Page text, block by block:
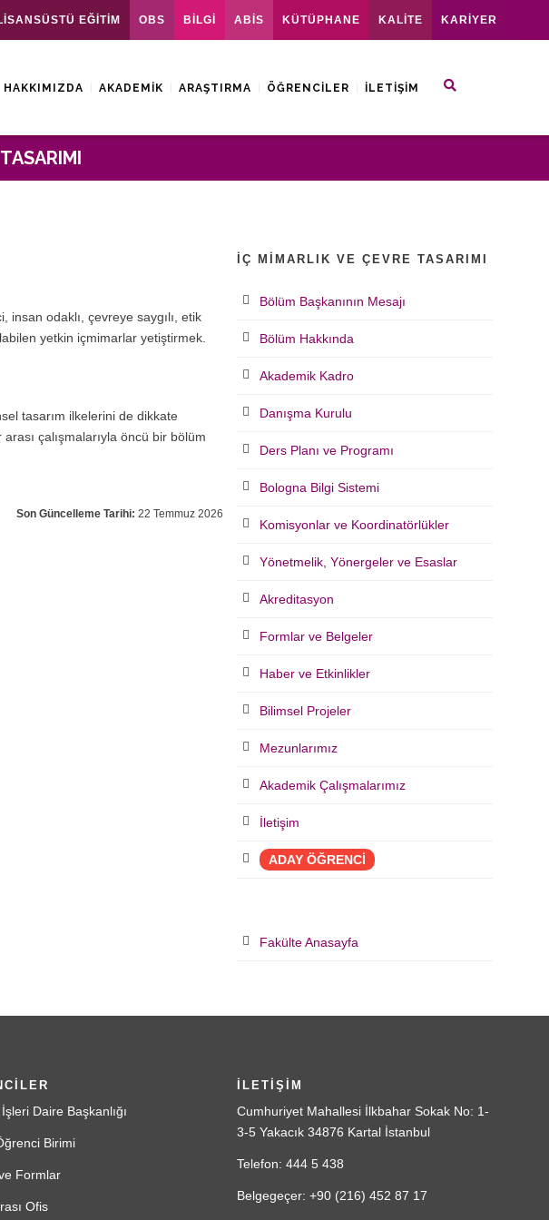
EĞİTİM OBS BİLGİ ABİS KÜTÜPHANE KALİTE KARİYER
HAKKIMIZDA AKADEMIK ARAŞTIRMA ÖĞRENCILER İLETIŞIM
odaklı, çevreye saygılı, etik
yetkin içmimarlar yetiştirmek.
tasarım ilkelerini de dikkate
çalışmalarıyla öncü bir bölüm
Son Güncelleme Tarihi: 22 Temmuz 2026
İÇ MIMARLIK VE ÇEVRE TASARIMI
Bölüm Başkanının Mesajı
Bölüm Hakkında
Akademik Kadro
Danışma Kurulu
Ders Planı ve Programı
Bologna Bilgi Sistemi
Komisyonlar ve Koordinatörlükler
Yönetmelik, Yönergeler ve Esaslar
Akreditasyon
Formlar ve Belgeler
Haber ve Etkinlikler
Bilimsel Projeler
Mezunlarımız
Akademik Çalışmalarımız
İletişim
ADAY ÖĞRENCİ
Fakülte Anasayfa
Daire Başkanlığı
Birimi
Formlar
Ofis
İLETİŞİM
Cumhuriyet Mahallesi İlkbahar Sokak No: 1-
3-5 Yakacık 34876 Kartal İstanbul
Telefon: 444 5 438
Belgegeçer: +90 (216) 452 87 17